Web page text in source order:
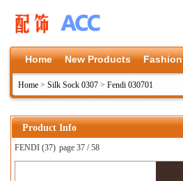
Home New Products Fashion
Home > Silk Sock 0307 > Fendi 030701
Product Info
FENDI (37) page 37 / 58